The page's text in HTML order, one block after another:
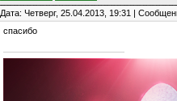
Дата: Четверг, 25.04.2013, 19:31 |
спасибо